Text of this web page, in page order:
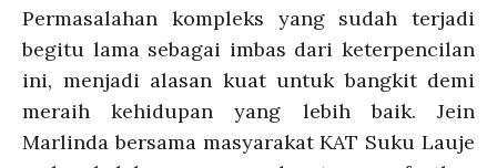
Permasalahan kompleks yang sudah terjadi
begitu lama sebagai imbas dari keterpencilan
ini, menjadi alasan kuat untuk bangkit demi
meraih kehidupan yang lebih baik. Jein
Marlinda bersama masyarakat KAT Suku Lauje